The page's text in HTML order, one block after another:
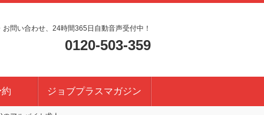
お問い合わせ、24時間365日自動音声受付中！
0120-503-359
ジョブプラスマガジン